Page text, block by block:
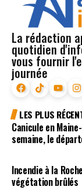
La rédaction
quotidien
vous fournir
journée
LES PLUS
Canicule en
semaine, le
Incendie à la
végétation brûlés